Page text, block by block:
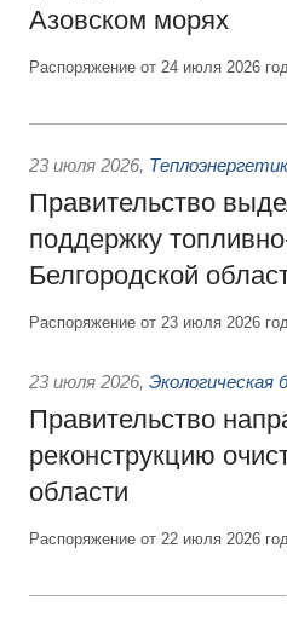
Азовском морях
Распоряжение от 24 июля 2026
23 июля 2026,
Правительство
поддержку
Белгородской
Распоряжение от 23 июля 2026
23 июля 2026,
Правительство
реконструкцию
области
Распоряжение от 22 июля 2026